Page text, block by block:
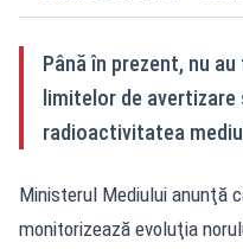
Până în prezent, nu
limitelor de
radioactivitatea
Ministerul Mediului anunţă
monitorizează evoluţia